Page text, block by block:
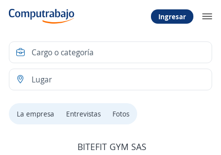
Ingresar
La empresa Entrevistas Fotos
BITEFIT GYM SAS